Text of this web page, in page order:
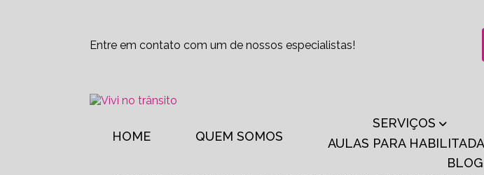
Entre em contato com um de nossos especialistas!
HOME QUEM SOMOS
SERVIÇOS
AULAS PARA
BLOG